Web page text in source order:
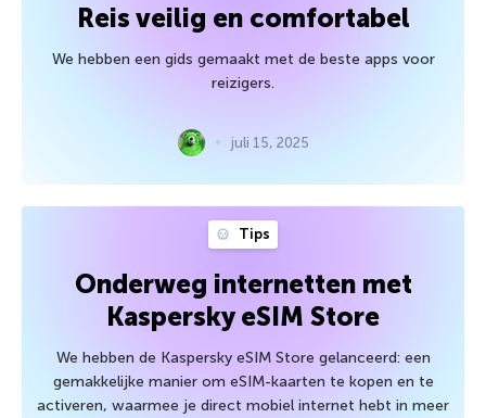
Reis veilig en comfortabel
We hebben een gids gemaakt met de beste apps voor
reizigers.
juli 15, 2025
Tips
Onderweg internetten met
Kaspersky eSIM Store
We hebben de Kaspersky eSIM Store gelanceerd: een
gemakkelijke manier om eSIM-kaarten te kopen en te
activeren, waarmee je direct mobiel internet hebt in meer